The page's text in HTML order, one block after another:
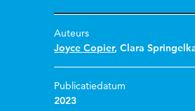
Auteurs
Joyce Copier,Clara
Publicatiedatum
2023